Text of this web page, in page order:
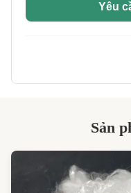
Yêu
Sản